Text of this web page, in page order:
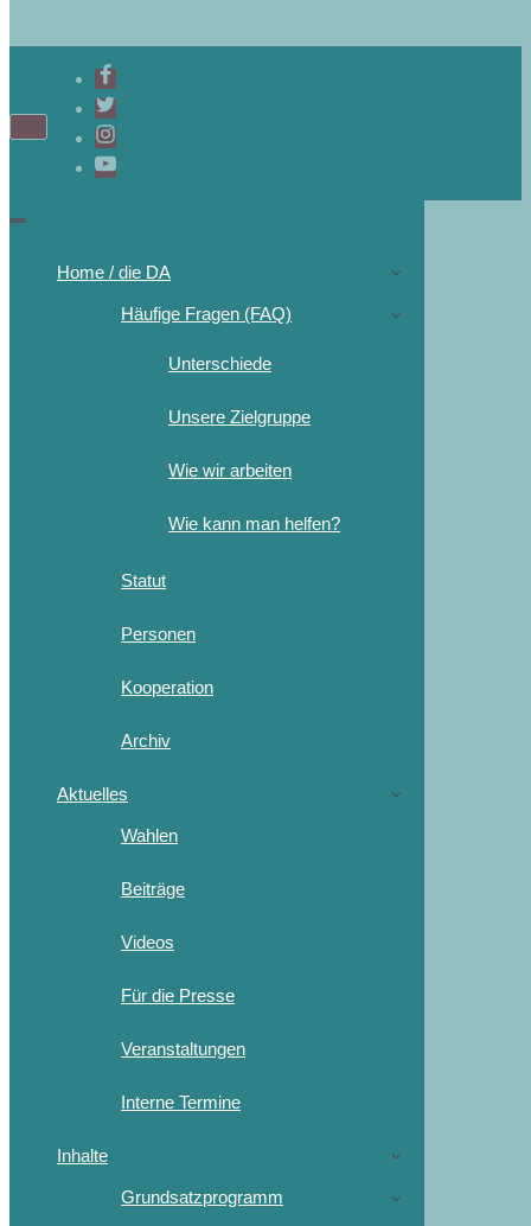
Home / die DA
Häufige Fragen (FAQ)
Unterschiede
Unsere Zielgruppe
Wie wir arbeiten
Wie kann man helfen?
Statut
Personen
Kooperation
Archiv
Aktuelles
Wahlen
Beiträge
Videos
Für die Presse
Veranstaltungen
Interne Termine
Inhalte
Grundsatzprogramm